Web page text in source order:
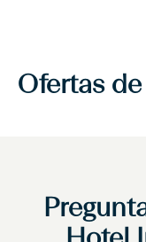
Ofertas